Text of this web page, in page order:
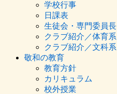
学校行事
日課表
生徒会・専門委員長
クラブ紹介／体育系
クラブ紹介／文科系
敬和の教育
教育方針
カリキュラム
校外授業